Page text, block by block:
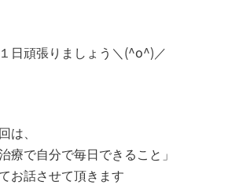
日頑張りましょう＼(^o^)／
は、
療で自分で毎日できること」
お話させて頂きます